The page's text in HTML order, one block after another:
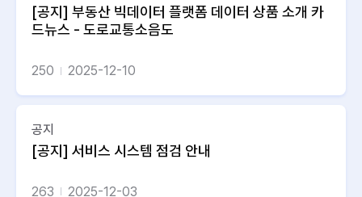
[공지] 부동산 빅데이터 플랫폼 데이터 상품 소개 카
드뉴스 - 도로교통소음도
250 2025-12-10
공지
[공지] 서비스 시스템 점검 안내
263 2025-12-03